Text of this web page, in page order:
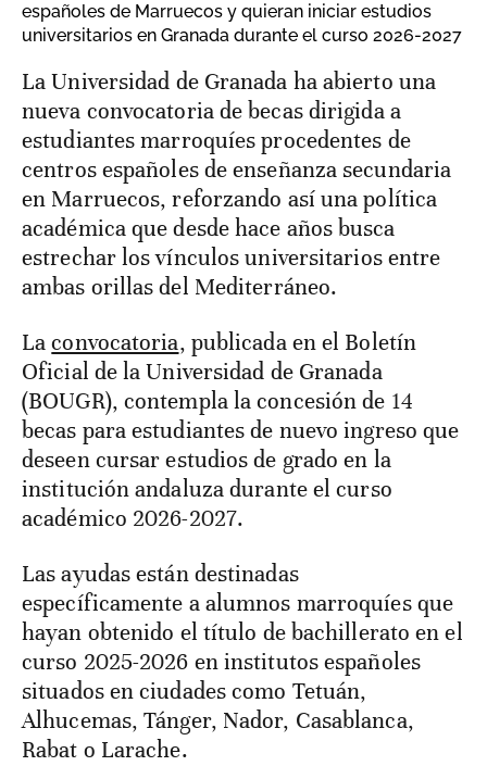
españoles de Marruecos y quieran iniciar estudios
universitarios en Granada durante el curso 2026-2027
La Universidad de Granada ha abierto una
nueva convocatoria de becas dirigida a
estudiantes marroquíes procedentes de
centros españoles de enseñanza secundaria
en Marruecos, reforzando así una política
académica que desde hace años busca
estrechar los vínculos universitarios entre
ambas orillas del Mediterráneo.
Laconvocatoria, publicada en el Boletín
Oficial de la Universidad de Granada
(BOUGR), contempla la concesión de 14
becas para estudiantes de nuevo ingreso que
deseen cursar estudios de grado en la
institución andaluza durante el curso
académico 2026-2027.
Las ayudas están destinadas
específicamente a alumnos marroquíes que
hayan obtenido el título de bachillerato en el
curso 2025-2026 en institutos españoles
situados en ciudades como Tetuán,
Alhucemas, Tánger, Nador, Casablanca,
Rabat o Larache.